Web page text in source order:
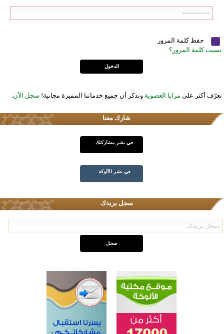
حفظ كلمة المرور
نسيت كلمة المرور؟
تعرّف أكثر على مزايا العضوية وتذكر أن جميع خدماتنا المميزة مجانية! سجل الآن
شارك معنا
في نشر مشاركتك
في نشر الألوكة
سجل بريدك